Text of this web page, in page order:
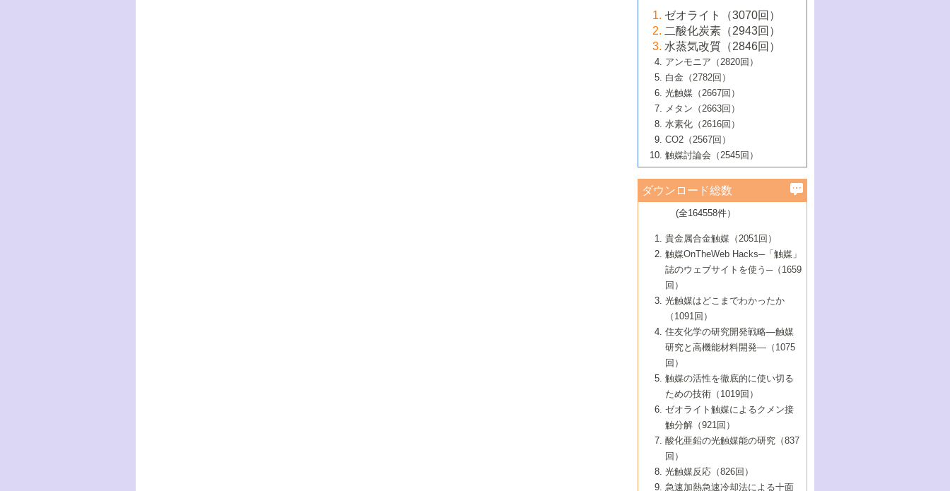
大学：オンライン・対面開催）
6号 メタン転換技術の最新動向
B号 第125回触媒討論会（2020年・工学
院大学）
5号 固体触媒による含窒素有機化合物変
換の最前線
6号 貴金属使用量低減に向けた自動車排
ガス浄化触媒の開発
B号 第123回触媒討論会（2019年・大阪
B号 第121回触媒討論会（2018年・東京
大学）
5号 水素のふるまいを解き明かす最先端
研究
6号 低級アルカンの有効利用のための触
媒技術
B号 第119回触媒討論会（2017年・首都
大学東京）
媒技術
3号 触媒研究の最先端～とびたて若き研究
者たち～（1）
4号 触媒研究の最先端～とびたて若き研究
者たち～（2）
5号 触媒研究の最先端～とびたて若き研究
者たち～（3）
6号 イオニクス材料と燃料電池・電解合成
の最新の研究動向
B号 第117回触媒討論会（2016年・大阪府
立大学）
2号 石油精製用触媒の最近の進展
3号 固体酸化物形燃料電池（SOFC）におけ
るアノード触媒上での燃料直接改質技術
4号 コアシェル構造の制御による触媒機能
5号 工業触媒およびその周辺技術の最近の
進歩
6号 ナノシート
B号 第115回触媒討論会（2015年・成蹊大
2号 光触媒反応機構に関する最新の研究動
向
開発動向
4号 人工光合成に向けた近年のアプローチ
5号 未利用熱エネルギーの有効活用に貢献
する触媒技術
6号 ポリオキソメタレート
B号 第113回触媒討論会（2014年・ロワジ
ールホテル豊橋）
1号 高耐久性燃料電池システム用触媒にお
ける新展開
2号 リビングラジカル重合の最近の動向
3号 天然ガスの化学工業的展開に関する触
媒技術
4号 貴金属触媒の精密構造制御とその活用
5号 バイオマス化成品製造のための固体触
6号 ナノ空間─吸着状態解析から新機能開拓
B号 第111回触媒討論会（2013年・関西大
▼54巻（2012年）
1号 規則性多孔体の利用技術における最近
の進歩
2号 第109回触媒討論会
3号 貴金属低減技術の最新動向
4号 貴金属代替技術の最新動向
5号 光触媒による物質変換反応の新展開
6号 グラフェン
7号 水素を利用する化成品合成の新潮流
▼53巻（2011年）
1号 金属学から見る合金触媒の新展開
2号 第107回触媒討論会
3号 触媒のその場観察法の進歩（１）
4号 触媒のその場観察法の進歩（２）
5号 不活性結合の触媒的活性化による有機
合成
6号 新しい固体酸触媒技術
7号 ゼオライト合成における最近の進歩
▼52巻（2010年）
1号 触媒の劣化対策と長寿命触媒開発
2号 第105回触媒討論会
3号 ナノ構造が拓く新機能
4号 活性サイトおよびその環境の精密な設
計による触媒の高機能化
5号 触媒を有効に使うための技術
7号 有機分子触媒による精密有機合成
8号 高機能化ポリオレフィンに向けた重合
触媒の最近の進展
1号 炭素材料－熱い注目を集める材料－
2号 第103回触媒討論会
3号 環境浄化用光触媒の現状と課題
4号 水素社会の実現に向けた水素製造・貯
蔵技術の進歩
5号 CO2が関わる触媒・材料
7号 持続可能社会実現のための触媒および
触媒関連技術
▼50巻（2008年）
1号 触媒化学と学会のこの10年，半世紀，
そして未来
2号 第101回触媒討論会
4号 錯体を利用したユニークな表面構造の
構築と機能
5号 若手会員による触媒研究の未来展望1：
企業編
6号 第102回触媒討論会
7号 触媒・化学反応における計算化学の進
8号 若手研究者による触媒研究の未来展望
2：大学・研究所編
▼49巻（2007年）
1号 含フッ素化合物の合成と触媒
2号 第99回触媒討論会
3号 実用的ファインケミカル合成プロセス
を実現する触媒
5号 こんな物質，あんな物質―新たな触媒
の可能性―
7号 『結晶の化学』を活かした触媒研究
8号 イオン液体の応用
▼48巻（2006年）
1号 固体酸触媒の最近の進歩
2号 第97回触媒討論会
3号 リビング重合触媒の最近の展開
5号 水素製造・貯蔵のための触媒技術の新
しい展開
6号 第98回触媒討論会
7号 基礎化学品製造の触媒技術
8号 多機能型リアクター
1号 最近の触媒担体とその効果
2号 第95回触媒討論会
4号 水分解用光触媒材料
5号 時間分解分光の進歩と応用
6号 第96回触媒討論会
8号 超臨界流体を用いた化学プロセスの新
▼46巻（2004年）
1号 部分酸化反応触媒の最前線
2号 第93回触媒討論会
3号 特殊エネルギー場の触媒反応
4号 生体内における金属の触媒作用
5号 ファインケミカルズの展開に寄与する
6号 第94回触媒討論会
7号 サブナノレベルでみた新しい表面現象
8号 オレフィン重合触媒の新たな展
▼45巻（2003年）
1号 なぜこの触媒が良いのか？
2号 第91回触媒討論会
3号 最近の自動車排ガス処理技術
4号 触媒研究の現状と将来─第90回触媒討論
5号 基礎化学品製造の触媒技術
6号 第92回触媒討論会
7号 基礎化学品製造の触媒技術
8号 資源の循環と触媒技術
▼44巻（2002年）
1号 高次制御された触媒の化学
2号 第89回触媒討論会
3号 触媒を利用した電気化学の新展開
4号 ナノ材料の調製と機能化
5号 こんな触媒が欲しい
6号 第90回触媒討論会
7号 触媒研究と学術雑誌/情報
8号 若い世代からみた触媒化学の現状と未
▼43巻（2001年）
1号 グリーンケミストリーと触媒
2号 第87回触媒討論会特集号
3号 生体触媒とバイオプロセス
4号 水素製造・利用の触媒化学
5号 触媒研究における新しい切り口：コン
ビナトリアルケミストリー
6号 第88回触媒討論会特集号
7号 企業における触媒研究のブレークスル
8号 この材料を触媒として使ってみません
▼42巻（2000年）
1号 触媒反応工学の明日を拓く
2号 第85回触媒討論会
3号 反応ダイナミクス
5号 触媒のおもしろさをどのように伝える
6号 第86回触媒討論会
7号 水素化精製触媒の新しい展開
8号 新しい反応性と機能性を目指した金属
クラスタ-化学
▼41巻（1999年）
1号 孔、穴、あな?-特異な空間とその利用-
2号 第83回触媒討論会
3号 均一系触媒反応最前線
4号 実用炭素材料の新展開
5号 研究の方法論を考える
7号 機能性金属材料と触媒
8号 触媒研究へのNMRの応用と展望
▼40巻（1998年）
進展と21世紀への提言/創立40周年記念・触
媒学会この10年の歩みとこれから/創立40周
2号 第81回触媒討論会
3号 計算機触媒化学へのさそい
4号 触媒劣化の制御と予測
5号 最新の実用プロセスと触媒
6号 第82回触媒討論会
1号 均一系と不均一系触媒反応-その特徴と
接点
2号 第79回触媒討論会
3号 最新NO除去触媒の実用化研究
4号 新しい反応場を目指した触媒調製
5号 反応・分離技術の新しい展開
6号 第80回触媒討論会
▼38巻（1996年）
1号 触媒の構造と触媒作用/C1化学を中心と
する21世紀への触媒
3号 オリンピックメダル:金・銀・銅はどん
な触媒作用を示すか
4号 触媒作用における機能の複合化
▼37巻（1995年）
1号 ファインケミカルズと固体触媒
2号 第75回触媒討論会
3号 希土類を利用した触媒
4号 触媒とリサイクル
5号 エネルギー変換触媒
▼36巻（1994年）
1号 電気化学と触媒
2号 第73回触媒討論会
3号 C4化学の展開
4号 《通常号》
▼35巻（1993年）
1号 工業触媒開発マニュアル―探索から工
業化まで
2号 第71回触媒討論会
▼34巻（1992年）
1号 インパクトを与えたこの研究
2号 第69回触媒討論会
▼33巻（1991年）
1号 触媒プロセス開発マニュアル―探索か
▼32巻（1990年）
ゼオライト（3070回）
二酸化炭素（2943回）
水蒸気改質（2846回）
アンモニア（2820回）
白金（2782回）
光触媒（2667回）
メタン（2663回）
水素化（2616回）
CO2（2567回）
触媒討論会（2545回）
ダウンロード総数
(全164558件）
貴金属合金触媒（2051回）
触媒OnTheWeb Hacks─「触媒」
誌のウェブサイトを使う─（1659
回）
光触媒はどこまでわかったか
（1091回）
住友化学の研究開発戦略―触媒
研究と高機能材料開発―（1075
回）
触媒の活性を徹底的に使い切る
ための技術（1019回）
ゼオライト触媒によるクメン接
触分解（921回）
酸化亜鉛の光触媒能の研究（837
回）
光触媒反応（826回）
急速加熱急速冷却法による十面